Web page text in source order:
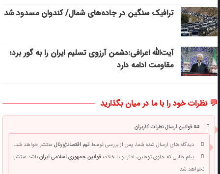
ترافیک سنگین در جاده‌های شمال/ کندوان مسدود شد
آیت‌الله اعرافی:دشمن آرزوی تسلیم ایران را به گور برد؛
مقاومت ادامه دارد
💬 نظرات خود را با ما در میان بگذارید
📜 قوانین ارسال نظرات کاربران
دیدگاه های ارسال شده شما، پس از بررسی توسطتیم اقتصادژورنالمنتشر خواهد شد.
پیام هایی که حاوی توهین، افترا و یا خلافقوانین جمهوری اسلامی ایرانباشد منتشر
نخواهد شد.